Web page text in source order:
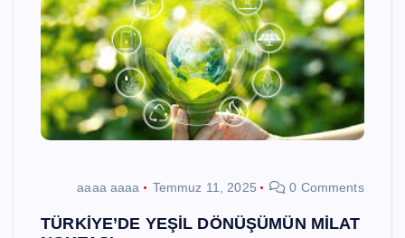
aaaa aaaa Temmuz 11, 2025 0 Comments
TÜRKİYE’DE YEŞİL DÖNÜŞÜMÜN MİLAT